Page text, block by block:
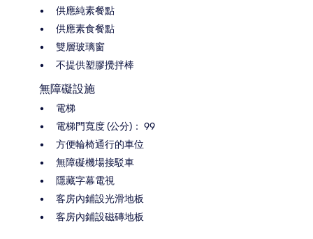
供應純素餐點
供應素食餐點
雙層玻璃窗
不提供塑膠攪拌棒
無障礙設施
電梯
電梯門寬度 (公分)： 99
方便輪椅通行的車位
無障礙機場接駁車
隱藏字幕電視
客房內鋪設光滑地板
客房內鋪設磁磚地板